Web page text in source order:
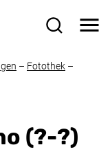
– Fotothek –
(?-?)